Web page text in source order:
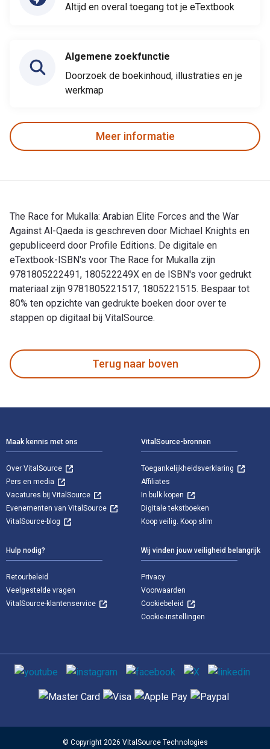
Altijd en overal toegang tot je eTextbook
Algemene zoekfunctie
Doorzoek de boekinhoud, illustraties en je
werkmap
Meer informatie
The Race for Mukalla: Arabian Elite Forces and the War
Against Al-Qaeda is geschreven door Michael Knights en
gepubliceerd door Profile Editions. De digitale en
eTextbook-ISBN's voor The Race for Mukalla zijn
9781805222491, 180522249X en de ISBN's voor gedrukt
materiaal zijn 9781805221517, 1805221515. Bespaar tot
80% ten opzichte van gedrukte boeken door over te
stappen op digitaal bij VitalSource.
Terug naar boven
Maak kennis met ons
Over VitalSource
Pers en media
Vacatures bij VitalSource
Evenementen van VitalSource
VitalSource-blog
VitalSource-bronnen
Toegankelijkheidsverklaring
Affiliates
In bulk kopen
Digitale tekstboeken
Koop veilig. Koop slim
Hulp nodig?
Retourbeleid
Veelgestelde vragen
VitalSource-klantenservice
Wij vinden jouw veiligheid belangrijk
Privacy
Voorwaarden
Cookiebeleid
Cookie-instellingen
Sociale media
Ondersteunde betaalmethoden
© Copyright 2026 VitalSource Technologies